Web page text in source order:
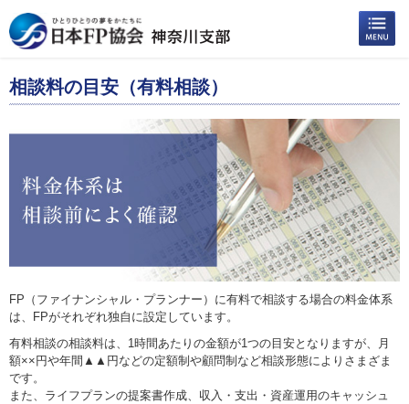
相談料の目安（有料相談）
FP（ファイナンシャル・プランナー）に有料で相談する場合の料金体系
は、FPがそれぞれ独自に設定しています。
有料相談の相談料は、1時間あたりの金額が1つの目安となりますが、月
額××円や年間▲▲円などの定額制や顧問制など相談形態によりさまざま
です。
また、ライフプランの提案書作成、収入・支出・資産運用のキャッシュ